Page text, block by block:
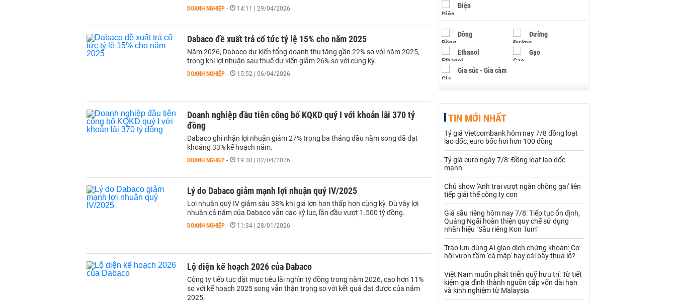
DOANH NGHIỆP - 14:11 | 29/04/2026
Dabaco đề xuất trả cổ tức tỷ lệ 15% cho năm 2025
Năm 2026, Dabaco dự kiến tổng doanh thu tăng gần 22% so với năm 2025,
trong khi lợi nhuận sau thuế dự kiến giảm 26% so với cùng kỳ.
DOANH NGHIỆP - 15:52 | 06/04/2026
Doanh nghiệp đầu tiên công bố KQKD quý I với khoản lãi 370 tỷ
đồng
Dabaco ghi nhận lợi nhuận giảm 27% trong ba tháng đầu năm song đã đạt
khoảng 33% kế hoạch năm.
DOANH NGHIỆP - 19:30 | 02/04/2026
Lý do Dabaco giảm mạnh lợi nhuận quý IV/2025
Lợi nhuận quý IV giảm sâu 38% khi giá lợn hơn thấp hơn cùng kỳ. Dù vậy lợi
nhuận cả năm của Dabaco vẫn cao kỷ lục, lần đầu vượt 1.500 tỷ đồng.
DOANH NGHIỆP - 11:34 | 28/01/2026
Lộ diện kế hoạch 2026 của Dabaco
Công ty tiếp tục đặt mục tiêu lãi nghìn tỷ đồng trong năm 2026, cao hơn 11%
so với kế hoạch 2025 song vẫn thận trọng so với kết quả đạt được của năm
2025.
Điện
Đồng Đường
Ethanol Gạo
Gia súc - Gia cầm
Hạt điều
Khí đốt
Kim loại khác Mắc ca
Muối Ngũ cốc
Nhựa - Hạt nhựa
Palladium Phân bón
Rau - Củ -Quả Sắt thép
Sữa
Than
TIN MỚI NHẤT
Tỷ giá Vietcombank hôm nay 7/8 đồng loạt
lao dốc, euro bốc hơi hơn 100 đồng
Tỷ giá euro ngày 7/8: Đồng loạt lao dốc
mạnh
Chủ show 'Anh trai vượt ngàn chông gai' liên
tiếp giải thế công ty con
Giá sầu riêng hôm nay 7/8: Tiếp tục ổn định,
Quảng Ngãi hoàn thiện quy chế sử dụng
nhãn hiệu "Sầu riêng Kon Tum"
Trào lưu dùng AI giao dịch chứng khoán: Cơ
hội vươn tầm 'cá mập' hay cái bẫy thua lỗ?
Việt Nam muốn phát triển quỹ hưu trí: Từ tiết
kiệm gia đình thành nguồn cấp vốn dài hạn
và kinh nghiệm từ Malaysia